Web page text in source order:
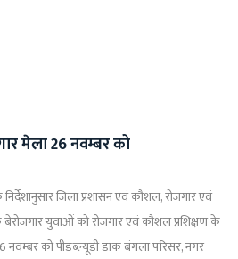
मेला 26 नवम्बर को
जिला प्रशासन एवं कौशल, रोजगार एवं
के बेरोजगार युवाओं को रोजगार एवं कौशल प्रशिक्षण के
को पीडब्ल्यूडी डाक बंगला परिसर, नगर